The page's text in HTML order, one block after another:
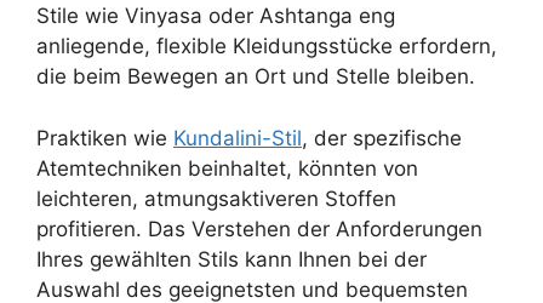
Stile wie Vinyasa oder Ashtanga eng
anliegende, flexible Kleidungsstücke erfordern,
die beim Bewegen an Ort und Stelle bleiben.
Praktiken wie Kundalini-Stil, der spezifische
Atemtechniken beinhaltet, könnten von
leichteren, atmungsaktiveren Stoffen
profitieren. Das Verstehen der Anforderungen
Ihres gewählten Stils kann Ihnen bei der
Auswahl des geeignetsten und bequemsten